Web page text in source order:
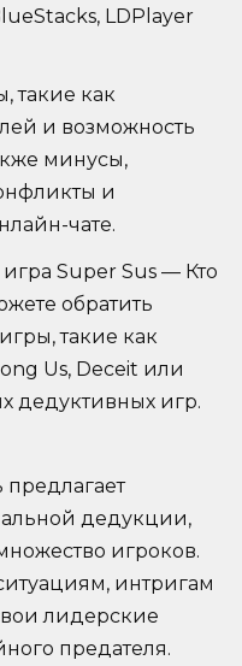
LDPlayer
такие как
и возможность
минусы,
и
чате.
Super Sus — Кто
обратить
такие как
Us, Deceit или
дедуктивных игр.
дедукции,
игроков.
интригам
лидерские
предателя.